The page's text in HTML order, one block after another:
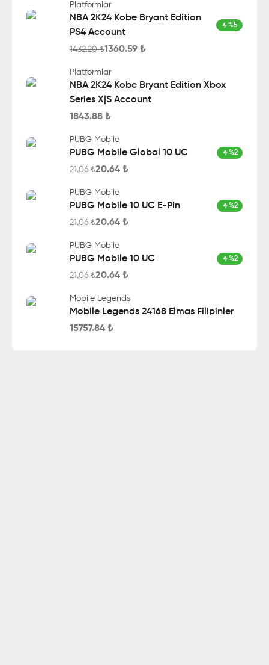
Platformlar
NBA 2K24 Kobe Bryant Edition
PS4 Account
%5
1432.20₺1360.59 ₺
Platformlar
NBA 2K24 Kobe Bryant Edition Xbox
Series X|S Account
1843.88 ₺
PUBG Mobile
PUBG Mobile Global 10 UC %2
21.06₺20.64 ₺
PUBG Mobile
PUBG Mobile 10 UC E-Pin %2
21.06₺20.64 ₺
PUBG Mobile
PUBG Mobile 10 UC %2
21.06₺20.64 ₺
Mobile Legends
Mobile Legends 24168 Elmas Filipinler
15757.84 ₺